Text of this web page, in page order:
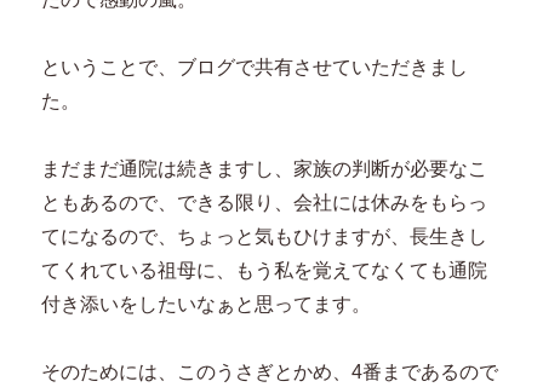
ということで、ブログで共有させていただきまし
た。
まだまだ通院は続きますし、家族の判断が必要なこ
ともあるので、できる限り、会社には休みをもらっ
てになるので、ちょっと気もひけますが、長生きし
てくれている祖母に、もう私を覚えてなくても通院
付き添いをしたいなぁと思ってます。
そのためには、このうさぎとかめ、4番まであるので